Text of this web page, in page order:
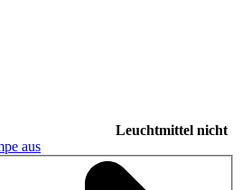
Leuchtmittel nicht
aus